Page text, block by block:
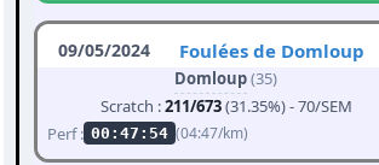
09/05/2024 Foulées de Domloup
Domloup(35)
Scratch :211/673(31.35%) - 70/SEM
Perf : 00:47:54 (04:47/km)